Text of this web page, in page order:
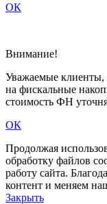
ОК
Внимание!
Уважаемые
на фискальные
стоимость ФН
ОК
Продолжая
обработку файлов
работу сайта.
контент и меняем
Закрыть